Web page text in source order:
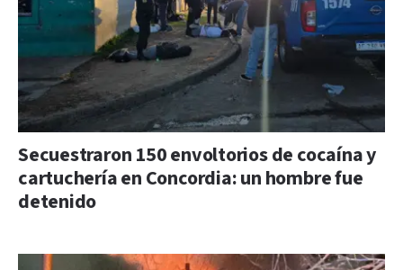
Secuestraron 150 envoltorios de cocaína y
cartuchería en Concordia: un hombre fue
detenido